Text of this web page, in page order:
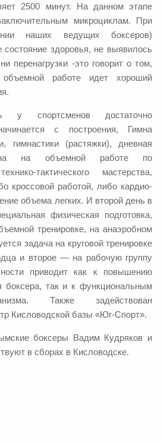
2500 минут. На данном этапе
микроциклам. При
наших ведущих боксеров)
здоровья, не выявилось
перенагрузки -это говорит о том,
работе идет хороший
у спортсменов достаточно
с построения, Гимна
гимнастики (растяжки), дневная
на объемной работе по
тактического мастерства,
кроссовой работой, либо кардио-
объема легких. И второй день в
физическая подготовка,
тренировке, на анаэробном
задача на круговой тренировке
и второе — на рабочую группу
приводит как к повышению
боксера, так и к функциональным
Также задействован
Кисловодской базы «Юг-Спорт».
боксеры Вадим Кудряков и
в сборах в Кисловодске.